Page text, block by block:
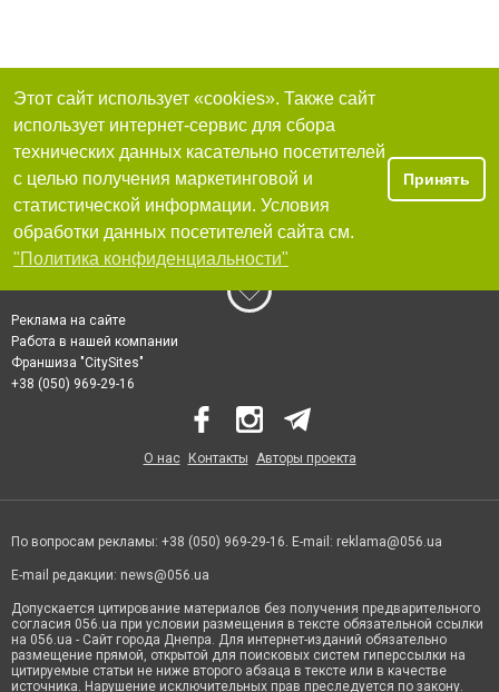
Этот сайт использует «cookies». Также сайт
использует интернет-сервис для сбора
технических данных касательно посетителей
с целью получения маркетинговой и
статистической информации. Условия
обработки данных посетителей сайта см.
"Политика конфиденциальности"
Принять
Реклама на сайте
Работа в нашей компании
Франшиза "CitySites"
+38 (050) 969-29-16
О нас Контакты Авторы проекта
По вопросам рекламы: +38 (050) 969-29-16. E-mail: reklama@056.ua
E-mail редакции: news@056.ua
Допускается цитирование материалов без получения предварительного
согласия 056.ua при условии размещения в тексте обязательной ссылки
на 056.ua - Сайт города Днепра. Для интернет-изданий обязательно
размещение прямой, открытой для поисковых систем гиперссылки на
цитируемые статьи не ниже второго абзаца в тексте или в качестве
источника. Нарушение исключительных прав преследуется по закону.